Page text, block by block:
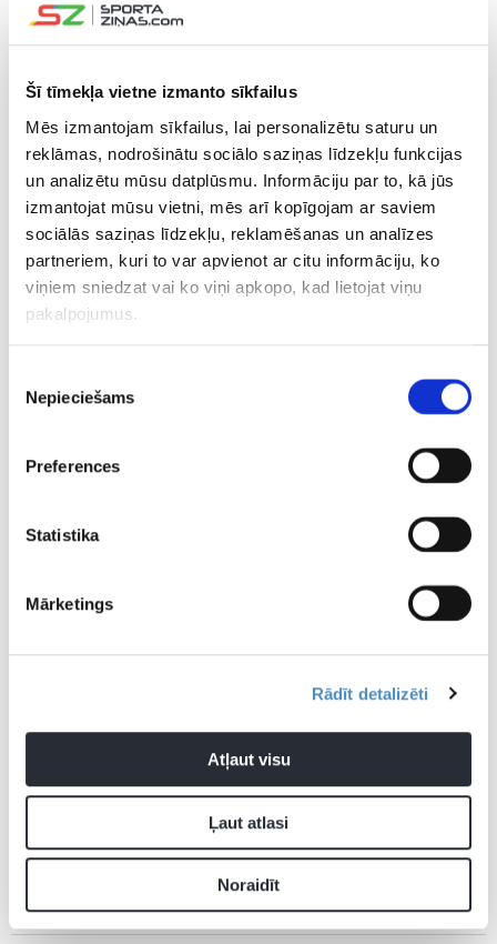
Šī tīmekļa vietne izmanto sīkfailus
Mēs izmantojam sīkfailus, lai personalizētu saturu un
reklāmas, nodrošinātu sociālo saziņas līdzekļu funkcijas
un analizētu mūsu datplūsmu. Informāciju par to, kā jūs
izmantojat mūsu vietni, mēs arī kopīgojam ar saviem
sociālās saziņas līdzekļu, reklamēšanas un analīzes
partneriem, kuri to var apvienot ar citu informāciju, ko
viņiem sniedzat vai ko viņi apkopo, kad lietojat viņu
pakalpojumus.
izvēle
Nepieciešams
Preferences
Statistika
Mārketings
Rādīt detalizēti
Atļaut visu
Ļaut atlasi
Noraidīt
CITAS ZIŅAS NO ŠĪS KATEGORIJAS
VIDEO
Miščenko un
Bukarestes komanda
“aizliek priekšā kāju”
Latvijas sieviešu 3×3
izlasei
Bijušais Biedriņa
cīņubiedrs pēc ilgas
klusēšanas atgriežas
basketbolā jaunā
Latvijas
spēli un
Turciju
JAUNĀKĀS ZIŅAS
08.08.2026 23:59
“Gāja kā pa kalniem un lejām…” – Ļebedevs neslēpj vilšanos, bet
uzskata, ka izspiedis maksimumu